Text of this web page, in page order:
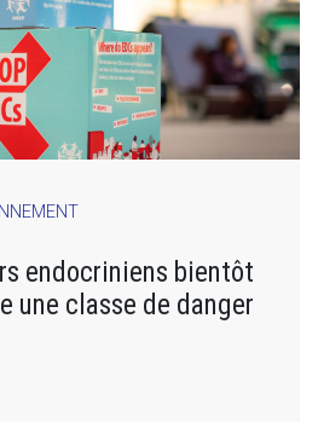
endocriniens bientôt
une classe de danger